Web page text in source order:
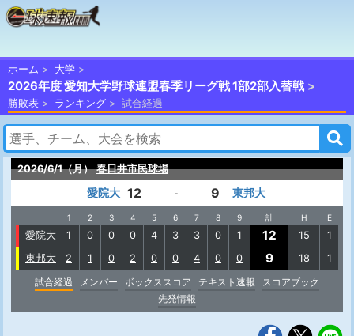
ホーム 大学
2026年度 愛知大学野球連盟春季リーグ戦 1部2部入替戦
勝敗表 ランキング 試合経過
2026/6/1（月） 春日井市民球場
愛院大 12 - 9 東邦大
1 2 3 4 5 6 7 8 9 計 H E
愛院大 1 0 0 0 4 3 3 0 1 12 15
1
東邦大
2 1 0 2 0 0 4 0 0 9 18
1
試合経過
メンバー ボックススコア テキスト速報
スコアブック
先発情報